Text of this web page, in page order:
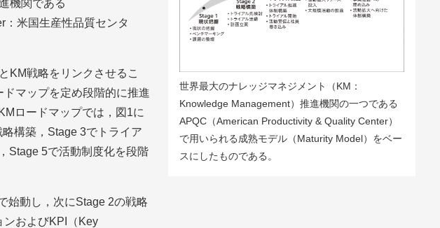
世界最大のナレッジマネジメント（KM：
Knowledge Management）推進機関の一つである
APQC（American Productivity & Quality Center）
で用いられる成熟モデル（Maturity Model）をベー
スにしたものである。
機関である
米国生産性品質センタ
KM戦略をリンクさせるこ
マップを定め段階的に推進
ロードマップでは， 図1に
構築，Stage 3でトライア
Stage 5で活動制度化を段階
始動し，次にStage 2の戦略
ンおよびKPI（Key